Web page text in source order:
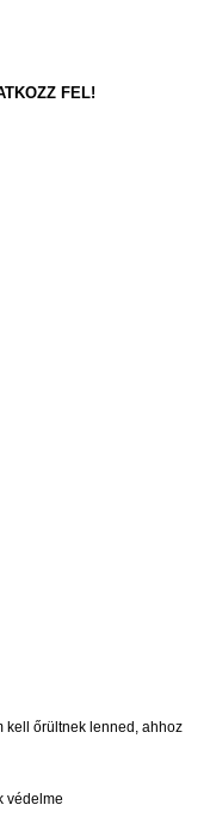
kell őrültnek lenned, ahhoz
védelme